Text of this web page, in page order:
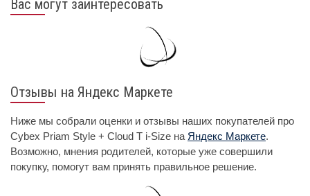
Вас могут заинтересовать
Отзывы на Яндекс Маркете
Ниже мы собрали оценки и отзывы наших покупателей про
Cybex Priam Style + Cloud T i-Size на Яндекс Маркете.
Возможно, мнения родителей, которые уже совершили
покупку, помогут вам принять правильное решение.